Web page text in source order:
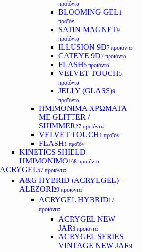
προϊόντα
BLOOMING GEL1
προϊόν
SATIN MAGNET9
προϊόντα
ILLUSION 9D7 προϊόντα
CATEYE 9D7 προϊόντα
FLASH5 προϊόντα
VELVET TOUCH5
προϊόντα
JELLY (GLASS)9
προϊόντα
ΗΜΙΜΟΝΙΜA ΧΡΩΜΑΤΑ
ΜΕ GLITTER /
SHIMMER27 προϊόντα
VELVET TOUCH1 προϊόν
FLASH1 προϊόν
KINETICS SHIELD
ΗΜΙΜΟΝΙΜΟ168 προϊόντα
ACRYGEL57 προϊόντα
A&G HYBRID (ACRYLGEL) –
ALEZORI29 προϊόντα
ACRYGEL HYBRID17
προϊόντα
ACRYGEL NEW
JAR8 προϊόντα
ACRYGEL SERIES
VINTAGE NEW JAR9